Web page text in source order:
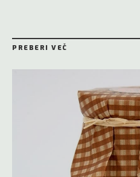
PREBERI VEČ